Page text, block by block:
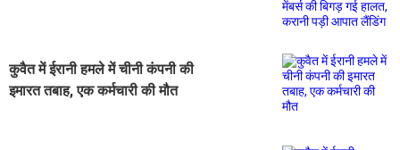
कुवैत में ईरानी हमले में चीनी कंपनी की
इमारत तबाह, एक कर्मचारी की मौत